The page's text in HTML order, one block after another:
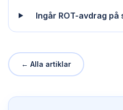
Ingår ROT-avdrag
← Alla artiklar